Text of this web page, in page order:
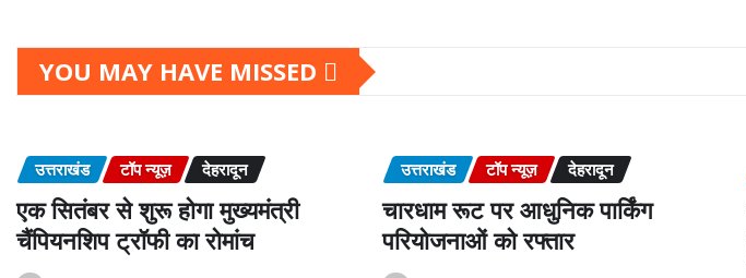
YOU MAY HAVE MISSED
उत्तराखंड टॉप न्यूज़ देहरादून
एक सितंबर से शुरू होगा मुख्यमंत्री
चैंपियनशिप ट्रॉफी का रोमांच
उत्तराखंड टॉप न्यूज़ देहरादून
चारधाम रूट पर आधुनिक पार्किंग
परियोजनाओं को रफ्तार